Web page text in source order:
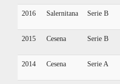
2016 Salernitana Serie B
2015 Cesena Serie B
2014 Cesena Serie A